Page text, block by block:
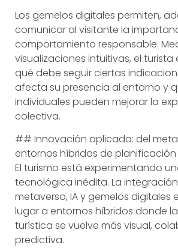
Los gemelos digitales permiten,
comunicar al visitante la
comportamiento responsable.
visualizaciones intuitivas, el
qué debe seguir ciertas
afecta su presencia al entorno y
individuales pueden mejorar la
colectiva.
## Innovación aplicada: del
entornos híbridos de
El turismo está experimentando
tecnológica inédita. La
metaverso, IA y gemelos digitales
lugar a entornos híbridos donde
turística se vuelve más visual,
predictiva.